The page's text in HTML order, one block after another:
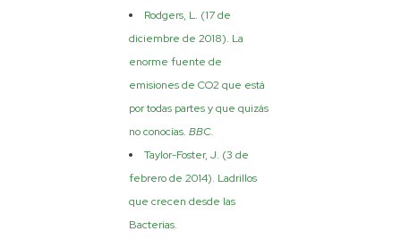
Rodgers, L. (17 de
diciembre de 2018). La
enorme fuente de
emisiones de CO2 que está
por todas partes y que quizás
no conocías. BBC.
Taylor-Foster, J. (3 de
febrero de 2014). Ladrillos
que crecen desde las
Bacterias.